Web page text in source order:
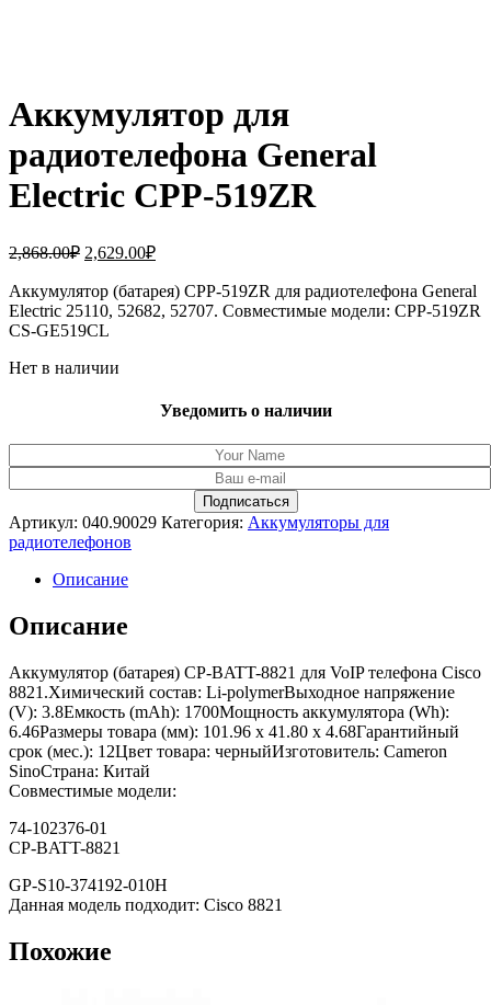
Аккумулятор для
радиотелефона General
Electric CPP-519ZR
2,868.00₽ Первоначальная
составляла
2,868.00₽.
2,629.00₽Текущая
2,629.00₽.
Аккумулятор (батарея) CPP-519ZR для радиотелефона General
Electric 25110, 52682, 52707. Совместимые модели: CPP-519ZR
CS-GE519CL
Нет в наличии
Уведомить о наличии
Артикул: 040.90029 Категория: Аккумуляторы для
радиотелефонов
Описание
Описание
Аккумулятор (батарея) CP-BATT-8821 для VoIP телефона Cisco
8821.Химический состав: Li-polymerВыходное напряжение
(V): 3.8Емкость (mAh): 1700Мощность аккумулятора (Wh):
6.46Размеры товара (мм): 101.96 x 41.80 x 4.68Гарантийный
срок (мес.): 12Цвет товара: черныйИзготовитель: Cameron
SinoСтрана: Китай
Совместимые модели:
74-102376-01
CP-BATT-8821
GP-S10-374192-010H
Данная модель подходит: Cisco 8821
Похожие